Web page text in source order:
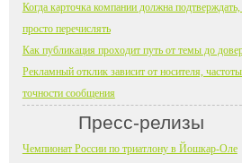
Когда карточка компании должна подтверждать,
просто перечислять
Как публикация проходит путь от темы до
Рекламный отклик зависит от носителя,
точности сообщения
Пресс-релизы
Чемпионат России по триатлону в Йошкар-Оле